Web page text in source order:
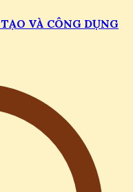
VÀ CÔNG DỤNG